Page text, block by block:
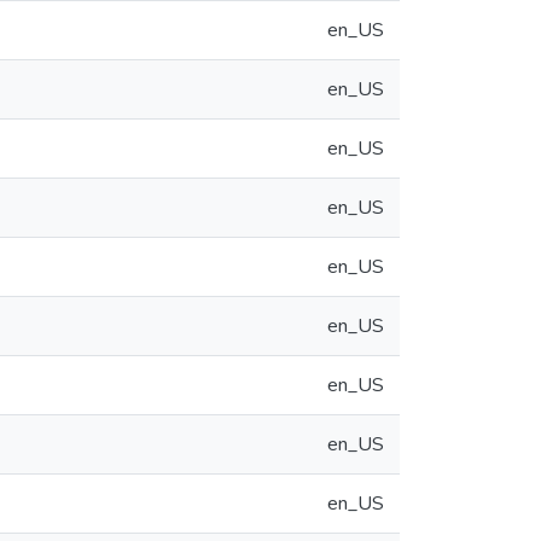
en_US
en_US
en_US
en_US
en_US
en_US
en_US
en_US
en_US